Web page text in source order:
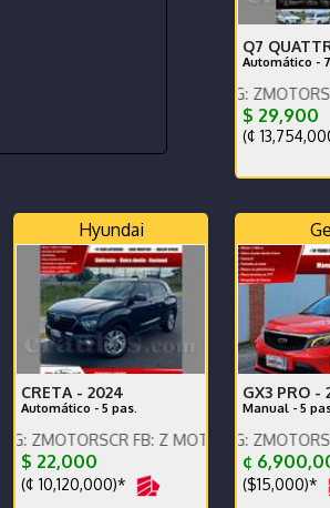
Q7
Automático -
ENGLISH SPOKEN, IG: ZMOTORSCR FB:
$ 29,900
(¢
PRECIO EN
x WhatsApp.
Hyundai
CRETA - 2024
Automático - 5 pas.
FB: Z MOTORS. Contáctenos x
$ 22,000
(¢ 10,120,000)*
GX3 PRO -
Manual - 5
ENGLISH SPOKEN, IG: ZMOTORSCR FB: Z
¢
($15,000)*
ENGLISH